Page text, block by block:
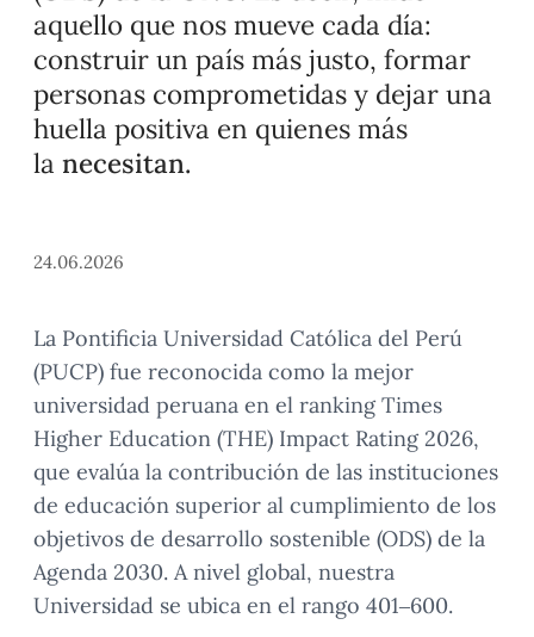
aquello que nos mueve cada día:
construir un país más justo, formar
personas comprometidas y dejar una
huella positiva en quienes más
la necesitan.
24.06.2026
La Pontificia Universidad Católica del Perú
(PUCP) fue reconocida como la mejor
universidad peruana en el ranking Times
Higher Education (THE) Impact Rating 2026,
que evalúa la contribución de las instituciones
de educación superior al cumplimiento de los
objetivos de desarrollo sostenible (ODS) de la
Agenda 2030. A nivel global, nuestra
Universidad se ubica en el rango 401–600.